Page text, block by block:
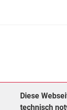
Diese
technisch